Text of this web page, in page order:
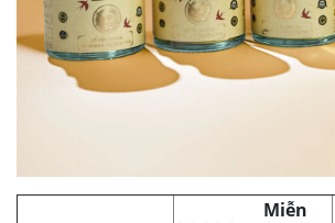
Miễn